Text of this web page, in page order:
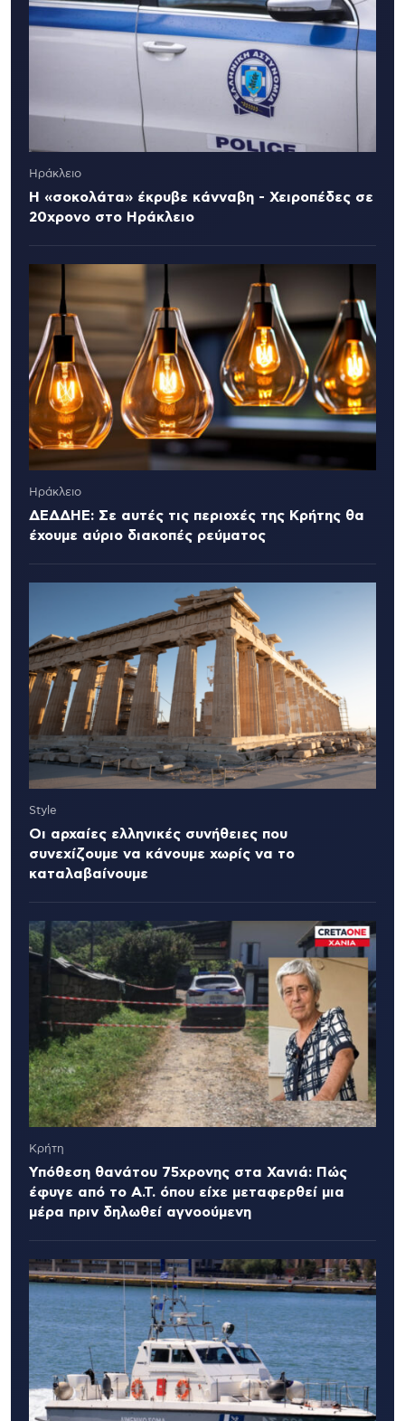
Ηράκλειο
Η «σοκολάτα» έκρυβε κάνναβη - Χειροπέδες σε
20χρονο στο Ηράκλειο
Ηράκλειο
ΔΕΔΔΗΕ: Σε αυτές τις περιοχές της Κρήτης θα
έχουμε αύριο διακοπές ρεύματος
Style
Οι αρχαίες ελληνικές συνήθειες που
συνεχίζουμε να κάνουμε χωρίς να το
καταλαβαίνουμε
Κρήτη
Υπόθεση θανάτου 75χρονης στα Χανιά: Πώς
έφυγε από το Α.Τ. όπου είχε μεταφερθεί μια
μέρα πριν δηλωθεί αγνοούμενη